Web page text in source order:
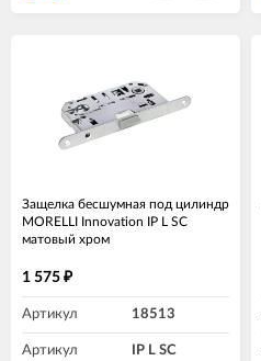
Защелка бесшумная под цилиндр
MORELLI Innovation IP L SC
матовый хром
1 575 ₽
Артикул 18513
Артикул
IP L SC